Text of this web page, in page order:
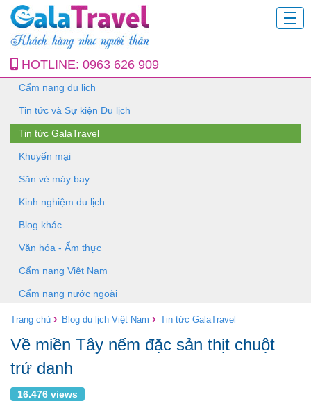
HOTLINE: 0963 626 909
Cẩm nang du lịch
Tin tức và Sự kiện Du lịch
Tin tức GalaTravel
Khuyến mại
Săn vé máy bay
Kinh nghiệm du lịch
Blog khác
Văn hóa - Ẩm thực
Cẩm nang Việt Nam
Cẩm nang nước ngoài
Trang chủ › Blog du lịch Việt Nam › Tin tức GalaTravel
Về miền Tây nếm đặc sản thịt chuột
trứ danh
16.476 views